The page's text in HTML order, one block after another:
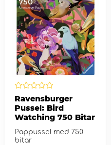
Ravensburger
Pussel: Bird
Watching 750 Bitar
Pappussel med 750
bitar